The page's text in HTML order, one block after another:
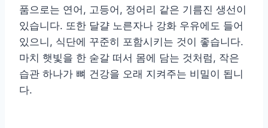
품으로는 연어, 고등어, 정어리 같은 기름진 생선이
있습니다. 또한 달걀 노른자나 강화 우유에도 들어
있으니, 식단에 꾸준히 포함시키는 것이 좋습니다.
마치 햇빛을 한 숟갈 떠서 몸에 담는 것처럼, 작은
습관 하나가 뼈 건강을 오래 지켜주는 비밀이 됩니
다.